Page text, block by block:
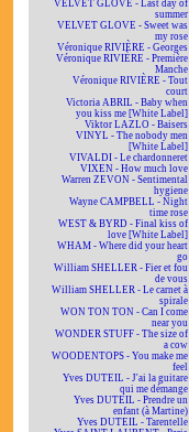
VELVET GLOVE - Last day of
summer
VELVET GLOVE - Sweet was
my rose
Véronique RIVIÈRE - Georges
Véronique RIVIÈRE - Première
Manche
Véronique RIVIÈRE - Tout
court
Victoria ABRIL - Baby when
you kiss me [White Label]
Viktor LAZLO - Baisers
VINYL - The nobody men
[White Label]
VIVALDI - Le chardonneret
VIXEN - How much love
Warren ZEVON - Sentimental
hygiene
Wayne CAMPBELL - Night
time rose
WEST & BYRD - Final kiss of
love [White Label]
WHAM - Where did your heart
go
William SHELLER - Fier et fou
de vous
William SHELLER - Le carnet à
spirale
WON TON TON - Can I come
near you
WONDER STUFF - The size of
a cow
WOODENTOPS - You make me
feel
Yves DUTEIL - J'ai la guitare
qui me démange
Yves DUTEIL - Prendre un
enfant (à Martine)
Yves DUTEIL - Tarentelle